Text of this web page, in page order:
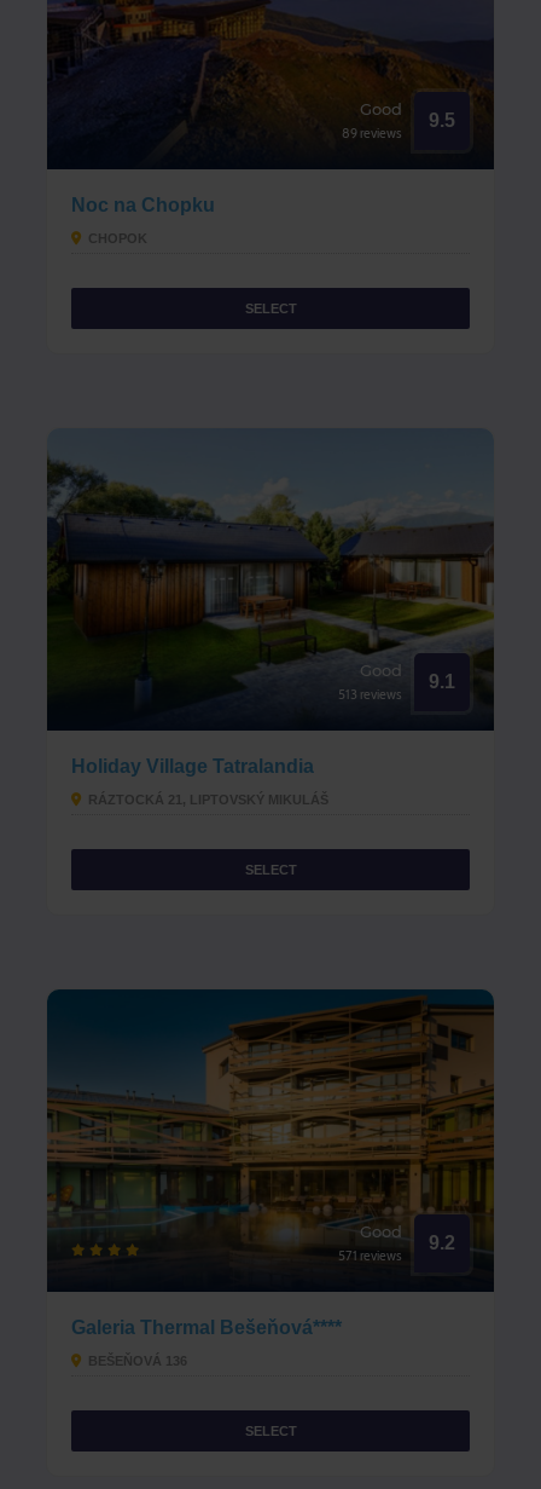
Good
89 reviews
9.5
Noc na Chopku
CHOPOK
SELECT
Good
513 reviews
9.1
Holiday Village Tatralandia
RÁZTOCKÁ 21, LIPTOVSKÝ MIKULÁŠ
SELECT
Good
571 reviews
9.2
Galeria Thermal Bešeňová****
BEŠEŇOVÁ 136
SELECT